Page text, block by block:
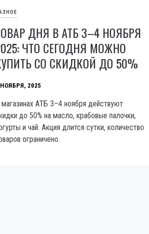
ДНЯ В АТБ 3–4 НОЯБРЯ
ЧТО СЕГОДНЯ МОЖНО
СО СКИДКОЙ ДО 50%
2025
магазинах АТБ 3–4 ноября действуют
до 50% на масло, крабовые палочки,
и чай. Акция длится сутки, количество
ограничено.